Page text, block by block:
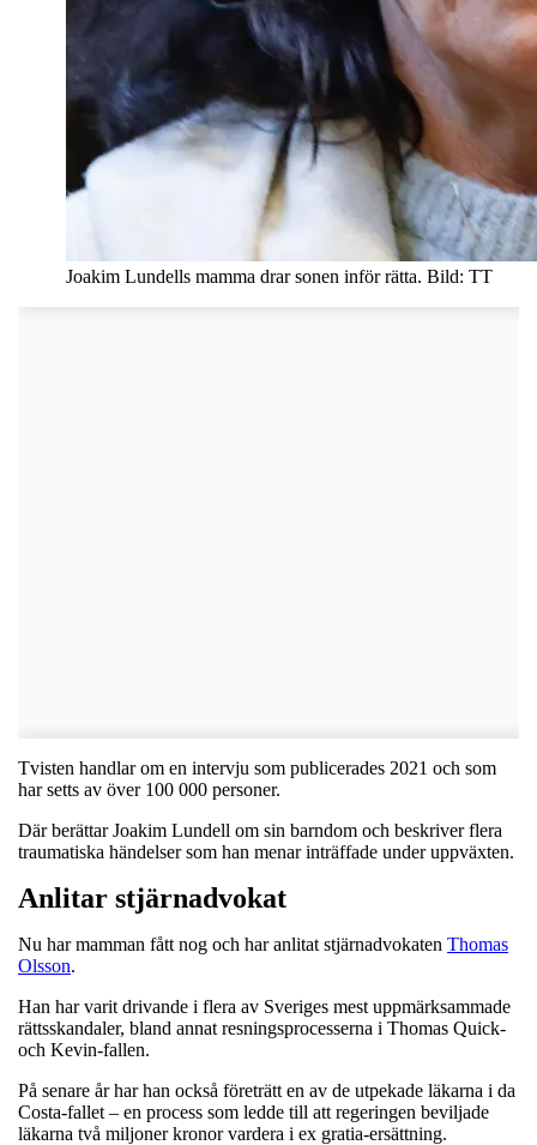
Joakim Lundells mamma drar sonen inför rätta. Bild: TT
Tvisten handlar om en intervju som publicerades 2021 och som
har setts av över 100 000 personer.
Där berättar Joakim Lundell om sin barndom och beskriver flera
traumatiska händelser som han menar inträffade under uppväxten.
Anlitar stjärnadvokat
Nu har mamman fått nog och har anlitat stjärnadvokaten Thomas
Olsson.
Han har varit drivande i flera av Sveriges mest uppmärksammade
rättsskandaler, bland annat resningsprocesserna i Thomas Quick-
och Kevin-fallen.
På senare år har han också företrätt en av de utpekade läkarna i da
Costa-fallet – en process som ledde till att regeringen beviljade
läkarna två miljoner kronor vardera i ex gratia-ersättning.